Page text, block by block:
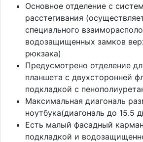
Основное отделение с
расстегивания
специального
водозащищенных замков
рюкзака)
Предусмотрено отделение
планшета с двухсторонней
подкладкой с
Максимальная диагональ
ноутбука(диагональ до 15.5
Есть малый фасадный
подкладкой и